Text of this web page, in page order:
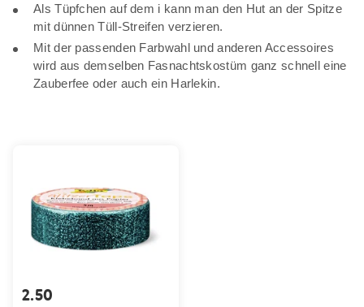
Als Tüpfchen auf dem i kann man den Hut an der Spitze
mit dünnen Tüll-Streifen verzieren.
Mit der passenden Farbwahl und anderen Accessoires
wird aus demselben Fasnachtskostüm ganz schnell eine
Zauberfee oder auch ein Harlekin.
2.50